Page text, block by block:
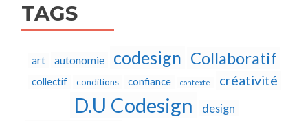
TAGS
art autonomie codesign Collaboratif
collectif conditions confiance contexte créativité
D.U Codesign design